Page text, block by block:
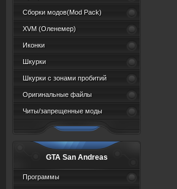
Сборки модов(Mod Pack)
XVM (Oленемер)
Иконки
Шкурки
Шкурки с зонами пробитий
Оригинальные файлы
Читы/запрещенные моды
GTA San Andreas
Программы